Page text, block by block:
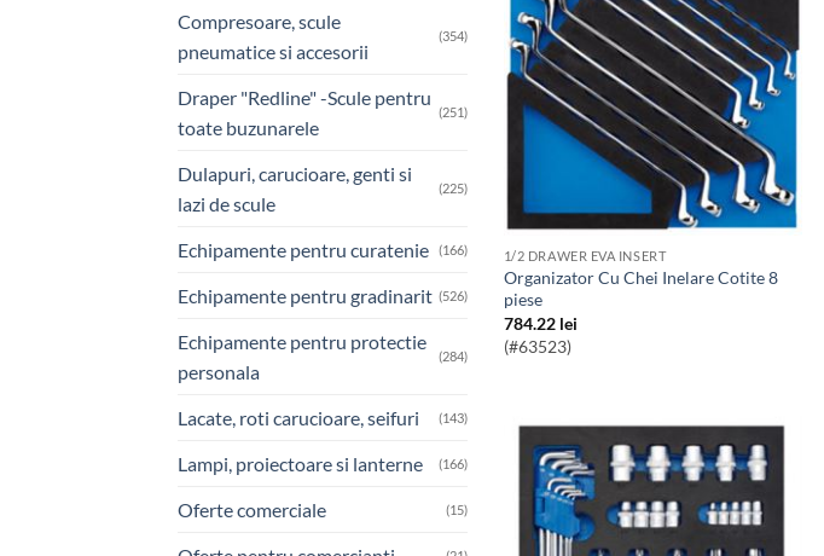
Compresoare, scule
pneumatice si accesorii
(354)
Draper "Redline" -Scule pentru
toate buzunarele
(251)
Dulapuri, carucioare, genti si
lazi de scule
(225)
Echipamente pentru curatenie (166)
Echipamente pentru gradinarit (526)
Echipamente pentru protectie
personala
(284)
Lacate, roti carucioare, seifuri (143)
Lampi, proiectoare si lanterne (166)
Oferte comerciale (15)
1/2 DRAWER EVA INSERT
Organizator Cu Chei Inelare Cotite 8
piese
784.22 lei
(#63523)